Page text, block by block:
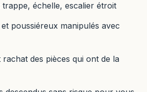
trappe, échelle, escalier étroit
poussiéreux manipulés avec
des pièces qui ont de la